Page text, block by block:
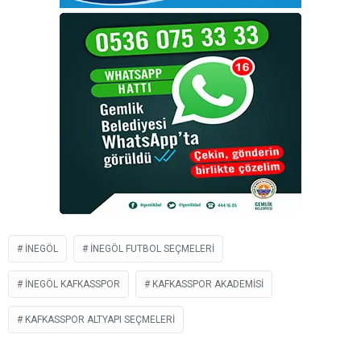
İNEGÖL İNEGÖL FUTBOL SEÇMELERI
INEGÖL KAFKASSPOR KAFKASSPOR AKADEMISI
KAFKASSPOR ALTYAPI SEÇMELERI